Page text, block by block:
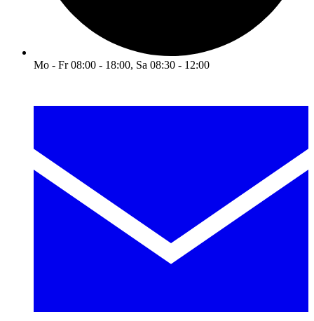
Mo - Fr 08:00 - 18:00, Sa 08:30 - 12:00